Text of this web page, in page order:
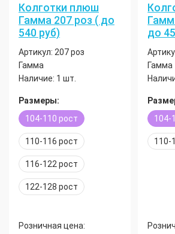
Колготки плюш
Гамма 207 роз ( до
540 руб)
Артикул: 207 роз
Гамма
Наличие: 1 шт.
Размеры:
104-110 рост
110-116 рост
116-122 рост
122-128 рост
Розничная цена:
до
Гамма
104-
110-